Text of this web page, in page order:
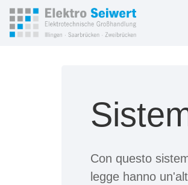
Con questo
legge hanno